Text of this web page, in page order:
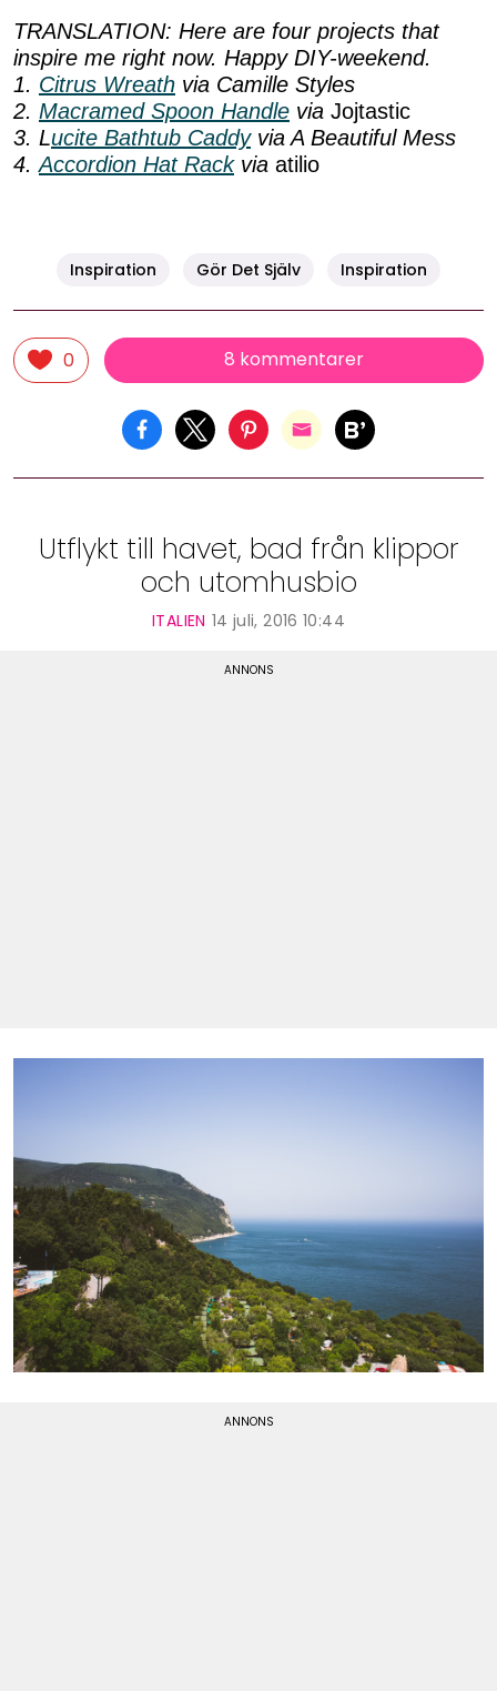
TRANSLATION: Here are four projects that
inspire me right now. Happy DIY-weekend.
1. Citrus Wreath via Camille Styles
2. Macramed Spoon Handle via Jojtastic
3. Lucite Bathtub Caddyvia A Beautiful Mess
4.Accordion Hat Rackvia atilio
Inspiration Gör Det Själv Inspiration
0 8 kommentarer
Utflykt till havet, bad från klippor
och utomhusbio
ITALIEN 14 juli, 2016 10:44